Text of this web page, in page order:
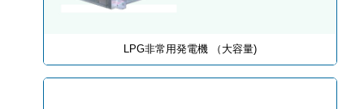
LPG非常用発電機 （大容量)